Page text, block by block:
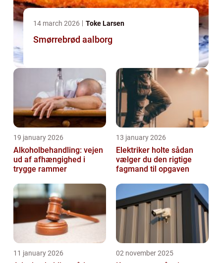
14 march 2026 Toke Larsen
Smørrebrød aalborg
19 january 2026
Alkoholbehandling: vejen
ud af afhængighed i
trygge rammer
13 january 2026
Elektriker holte sådan
vælger du den rigtige
fagmand til opgaven
11 january 2026 02 november 2025